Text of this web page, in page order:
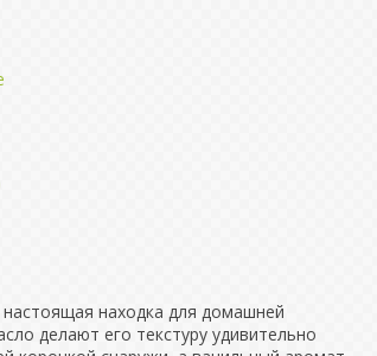
находка для домашней
делают его текстуру удивительно